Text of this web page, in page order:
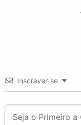
Inscrever-se